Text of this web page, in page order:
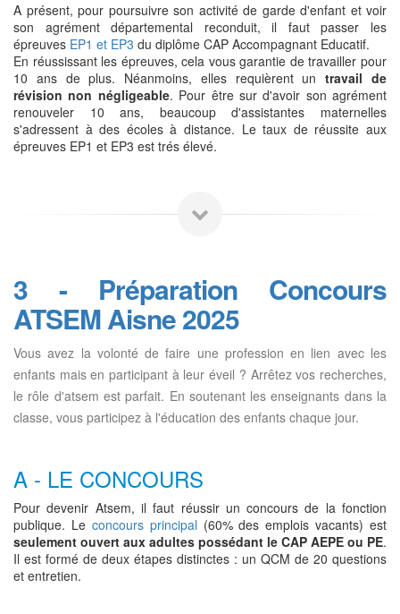
A présent, pour poursuivre son activité de garde d'enfant et voir
son agrément départemental reconduit, il faut passer les
épreuves EP1 et EP3 du diplôme CAP Accompagnant Educatif.
En réussissant les épreuves, cela vous garantie de travailler pour
10 ans de plus. Néanmoins, elles requièrent untravail de
révision non négligeable. Pour être sur d'avoir son agrément
renouveler 10 ans, beaucoup d'assistantes maternelles
s'adressent à des écoles à distance. Le taux de réussite aux
épreuves EP1 et EP3 est trés élevé.
3 - Préparation Concours
ATSEM Aisne 2025
Vous avez la volonté de faire une profession en lien avec les
enfants mais en participant à leur éveil ? Arrêtez vos recherches,
le rôle d'atsem est parfait. En soutenant les enseignants dans la
classe, vous participez à l'éducation des enfants chaque jour.
A - LE CONCOURS
Pour devenir Atsem, il faut réussir un concours de la fonction
publique. Le concours principal (60% des emplois vacants) est
seulement ouvert aux adultes possédant le CAP AEPE ou PE.
Il est formé de deux étapes distinctes : un QCM de 20 questions
et entretien.